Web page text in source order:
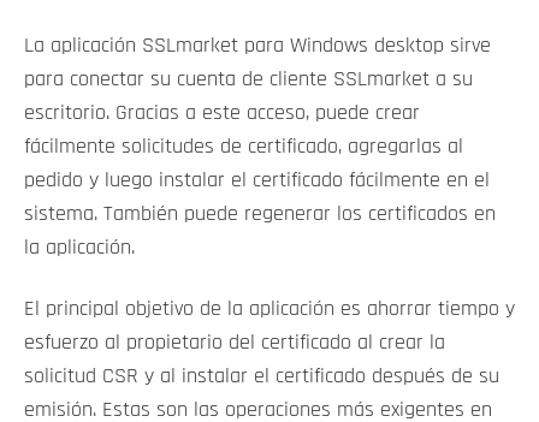
La aplicación SSLmarket para Windows desktop sirve
para conectar su cuenta de cliente SSLmarket a su
escritorio. Gracias a este acceso, puede crear
fácilmente solicitudes de certificado, agregarlas al
pedido y luego instalar el certificado fácilmente en el
sistema. También puede regenerar los certificados en
la aplicación.
El principal objetivo de la aplicación es ahorrar tiempo y
esfuerzo al propietario del certificado al crear la
solicitud CSR y al instalar el certificado después de su
emisión. Estas son las operaciones más exigentes en